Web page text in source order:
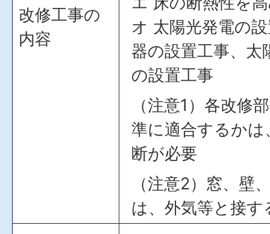
改修工事の
内容
オ 太陽光発電の
器の設置工事、太
の設置工事
（注意1）各改修
準に適合するか
断が必要
（注意2）窓、壁
は、外気等と接